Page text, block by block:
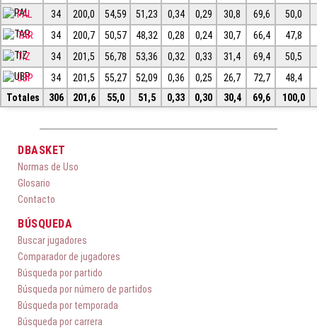
PAL
34 200,0 54,59 51,23 0,34 0,29 30,8 69,6
50,0
TAR
34 200,7 50,57 48,32 0,28 0,24 30,7 66,4
47,8
TIZ
34 201,5 56,78 53,36 0,32 0,33 31,4 69,4
50,5
UBP
34 201,5 55,27 52,09 0,36 0,25 26,7 72,7
48,4
Totales
306 201,6 55,0 51,5 0,33 0,30 30,4 69,6 100,0
DBASKET
Normas de Uso
Glosario
Contacto
BÚSQUEDA
Buscar jugadores
Comparador de jugadores
Búsqueda por partido
Búsqueda por número de partidos
Búsqueda por temporada
Búsqueda por carrera